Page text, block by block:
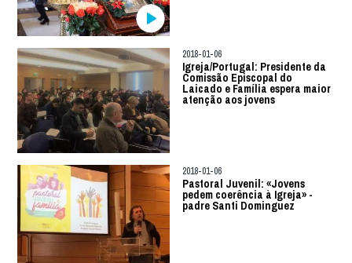
2018-01-06
Igreja/Portugal: Presidente da
Comissão Episcopal do
Laicado e Família espera maior
atenção aos jovens
2018-01-06
Pastoral Juvenil: «Jovens
pedem coerência à Igreja» -
padre Santi Dominguez